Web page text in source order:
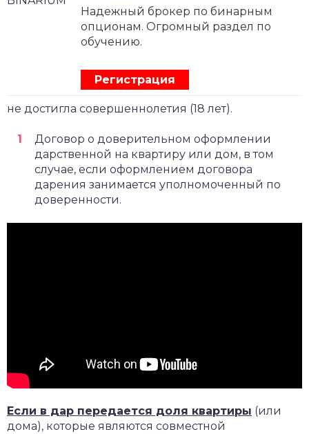
Надежный брокер по бинарным
опционам. Огромный раздел по
обучению.
Регистрация
не достигла совершеннолетия (18 лет).
Договор о доверительном оформлении
дарственной на квартиру или дом, в том
случае, если оформлением договора
дарения занимается уполномоченный по
доверенности.
Если в дар передается доля квартиры (или
дома), которые являются совместной